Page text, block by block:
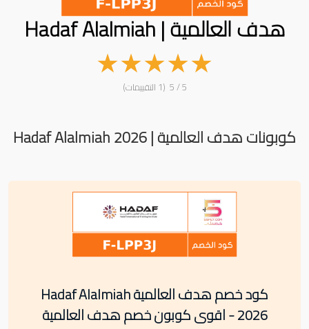
هدف العالمية | Hadaf Alalmiah
★
★
★
★
★ 5 / 5 (1 التقييمات)
كوبونات هدف العالمية | Hadaf Alalmiah 2026
كود خصم هدف العالمية Hadaf Alalmiah
2026 - اقوى كوبون خصم هدف العالمية